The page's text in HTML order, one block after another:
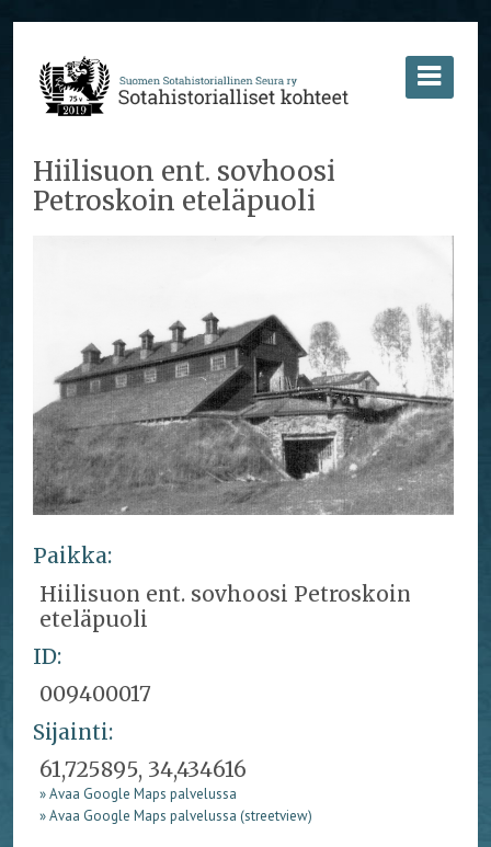
Hiilisuon ent. sovhoosi
Petroskoin eteläpuoli
Paikka:
Hiilisuon ent. sovhoosi Petroskoin
eteläpuoli
ID:
009400017
Sijainti:
61,725895, 34,434616
» Avaa Google Maps palvelussa
» Avaa Google Maps palvelussa (streetview)